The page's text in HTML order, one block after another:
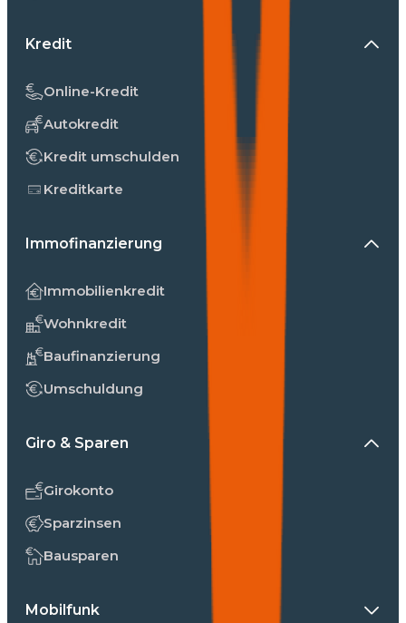
Kredit
Online-Kredit
Autokredit
Kredit umschulden
Kreditkarte
Immofinanzierung
Immobilienkredit
Wohnkredit
Baufinanzierung
Umschuldung
Giro & Sparen
Girokonto
Sparzinsen
Bausparen
Mobilfunk